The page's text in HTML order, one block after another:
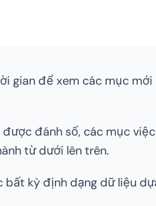
gian để xem các mục mới
đánh số, các mục việc
từ dưới lên trên.
bất kỳ định dạng dữ liệu